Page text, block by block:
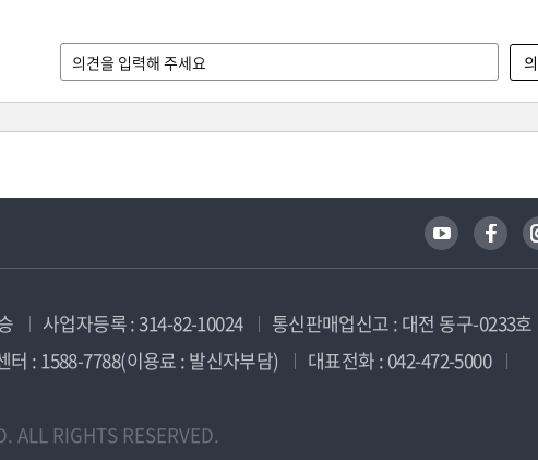
사업자등록 : 314-82-10024
통신판매업신고 : 대전 동구-0233호
터 : 1588-7788(이용료 : 발신자부담)
대표전화 : 042-472-5000
ALL RIGHTS RESERVED.